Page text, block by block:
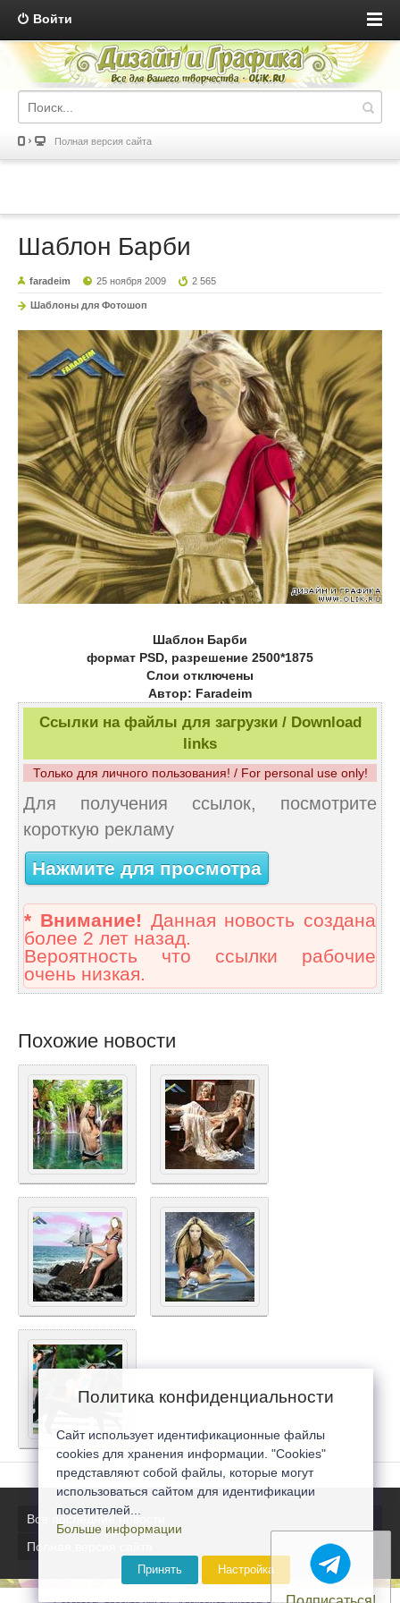
Войти
Полная версия сайта
Шаблон Барби
faradeim 25 ноября 2009 2 565
Шаблоны для Фотошоп
Шаблон Барби
формат PSD, разрешение 2500*1875
Слои отключены
Автор: Faradeim
Ссылки на файлы для загрузки / Download
links
Только для личного пользования! / For personal use only!
Для получения ссылок, посмотрите
короткую рекламу
Нажмите для просмотра
* Внимание! Данная новость создана
более 2 лет назад.
Вероятность что ссылки рабочие
очень низкая.
Похожие новости
Все последние новости
Полная версия сайта
Политика конфиденциальности
Сайт использует идентификационные файлы
cookies для хранения информации. "Cookies"
представляют собой файлы, которые могут
использоваться сайтом для идентификации
посетителей...
Больше информации
Принять Настройка